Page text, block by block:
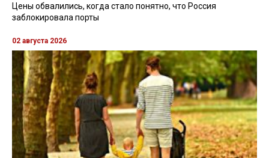
Цены обвалились, когда стало понятно, что Россия
заблокировала порты
02 августа 2026